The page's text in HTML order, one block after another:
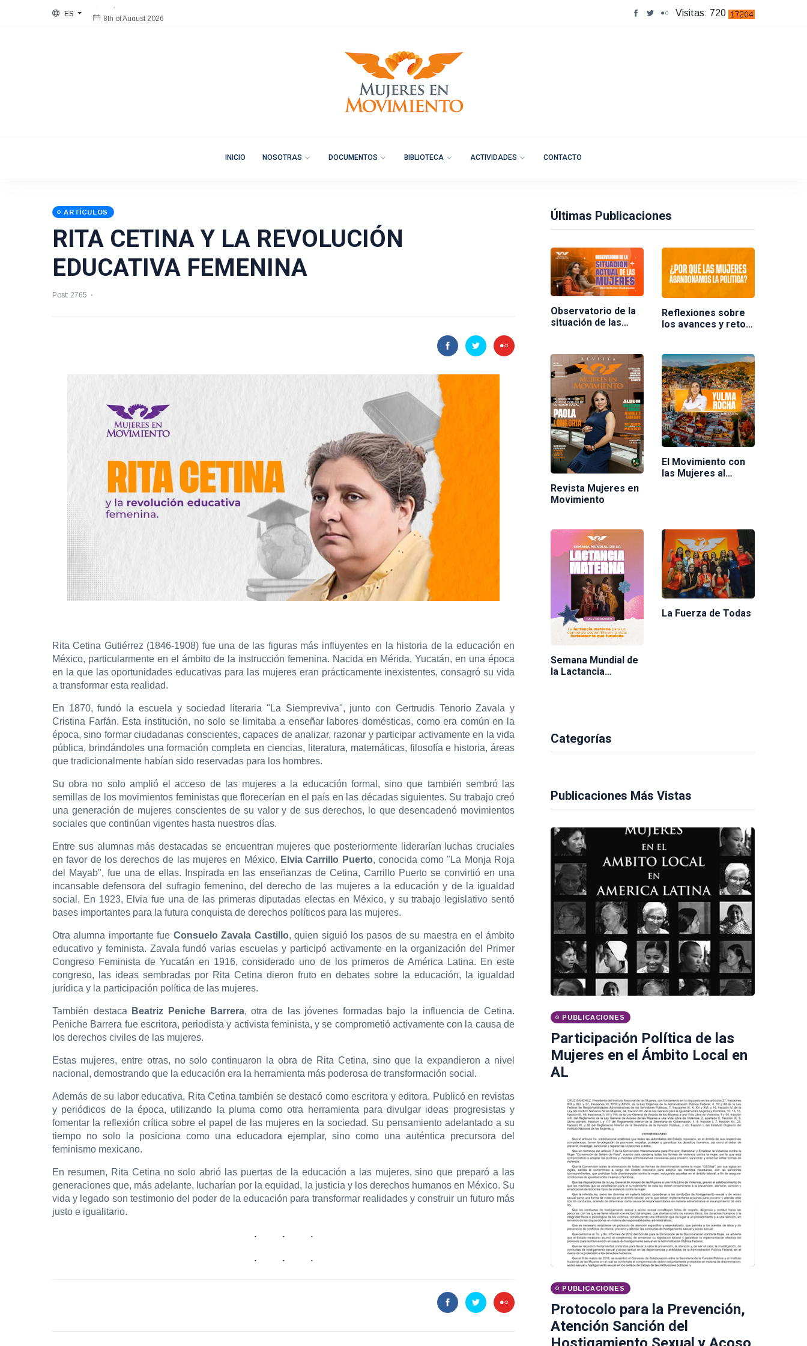
ES
8th of August 2026
Visitas: 720
INICIO NOSOTRAS DOCUMENTOS BIBLIOTECA ACTIVIDADES CONTACTO
ARTÍCULOS
RITA CETINA Y LA REVOLUCIÓN
EDUCATIVA FEMENINA
Post: 2765
Rita Cetina Gutiérrez (1846-1908) fue una de las figuras más influyentes en la historia de la educación en
México, particularmente en el ámbito de la instrucción femenina. Nacida en Mérida, Yucatán, en una época
en la que las oportunidades educativas para las mujeres eran prácticamente inexistentes, consagró su vida
a transformar esta realidad.
En 1870, fundó la escuela y sociedad literaria "La Siempreviva", junto con Gertrudis Tenorio Zavala y
Cristina Farfán. Esta institución, no solo se limitaba a enseñar labores domésticas, como era común en la
época, sino formar ciudadanas conscientes, capaces de analizar, razonar y participar activamente en la vida
pública, brindándoles una formación completa en ciencias, literatura, matemáticas, filosofía e historia, áreas
que tradicionalmente habían sido reservadas para los hombres.
Su obra no solo amplió el acceso de las mujeres a la educación formal, sino que también sembró las
semillas de los movimientos feministas que florecerían en el país en las décadas siguientes. Su trabajo creó
una generación de mujeres conscientes de su valor y de sus derechos, lo que desencadenó movimientos
sociales que continúan vigentes hasta nuestros días.
Entre sus alumnas más destacadas se encuentran mujeres que posteriormente liderarían luchas cruciales
en favor de los derechos de las mujeres en México. Elvia Carrillo Puerto, conocida como "La Monja Roja
del Mayab", fue una de ellas. Inspirada en las enseñanzas de Cetina, Carrillo Puerto se convirtió en una
incansable defensora del sufragio femenino, del derecho de las mujeres a la educación y de la igualdad
social. En 1923, Elvia fue una de las primeras diputadas electas en México, y su trabajo legislativo sentó
bases importantes para la futura conquista de derechos políticos para las mujeres.
Otra alumna importante fue Consuelo Zavala Castillo, quien siguió los pasos de su maestra en el ámbito
educativo y feminista. Zavala fundó varias escuelas y participó activamente en la organización del Primer
Congreso Feminista de Yucatán en 1916, considerado uno de los primeros de América Latina. En este
congreso, las ideas sembradas por Rita Cetina dieron fruto en debates sobre la educación, la igualdad
jurídica y la participación política de las mujeres.
También destaca Beatriz Peniche Barrera, otra de las jóvenes formadas bajo la influencia de Cetina.
Peniche Barrera fue escritora, periodista y activista feminista, y se comprometió activamente con la causa de
los derechos civiles de las mujeres.
Estas mujeres, entre otras, no solo continuaron la obra de Rita Cetina, sino que la expandieron a nivel
nacional, demostrando que la educación era la herramienta más poderosa de transformación social.
Además de su labor educativa, Rita Cetina también se destacó como escritora y editora. Publicó en revistas
y periódicos de la época, utilizando la pluma como otra herramienta para divulgar ideas progresistas y
fomentar la reflexión crítica sobre el papel de las mujeres en la sociedad. Su pensamiento adelantado a su
tiempo no solo la posiciona como una educadora ejemplar, sino como una auténtica precursora del
feminismo mexicano.
En resumen, Rita Cetina no solo abrió las puertas de la educación a las mujeres, sino que preparó a las
generaciones que, más adelante, lucharían por la equidad, la justicia y los derechos humanos en México. Su
vida y legado son testimonio del poder de la educación para transformar realidades y construir un futuro más
justo e igualitario.
Últimas Publicaciones
Observatorio de la
situación de las
Ciudadano
Reflexiones sobre
los avances y retos
Ponente Nuria
Varela
Revista Mujeres en
Movimiento
El Movimiento con
las Mujeres al
Semana Mundial de
la Lactancia
La Fuerza de Todas
Categorías
Publicaciones Más Vistas
PUBLICACIONES
Participación Política de las
Mujeres en el Ámbito Local en
AL
PUBLICACIONES
Protocolo para la Prevención,
Atención Sanción del